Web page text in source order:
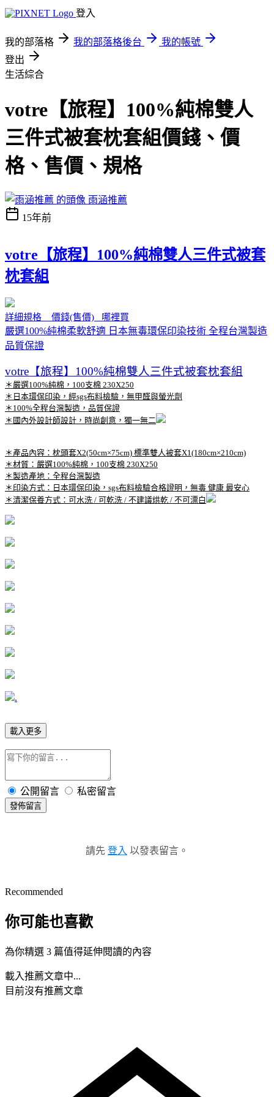
登入
我的部落格 我的部落格後台
我的帳號
登出
生活綜合
votre【旅程】100%純棉雙人
三件式被套枕套組價錢、價
格、售價、規格
雨涵推薦
15年前
votre【旅程】100%純棉雙人三件式被套
枕套組
詳細規格 價錢(售價) 哪裡買
嚴選100%純棉柔軟舒適 日本無毒環保印染技術 全程台灣製造
品質保證
votre【旅程】100%純棉雙人三件式被套枕套組
＊嚴選100%純棉，100支棉 230X250
＊日本環保印染，經sgs布料檢驗，無甲醛與螢光劑
＊100%全程台灣製造，品質保證
＊國內外設計師設計，時尚創意，獨一無二
＊產品內容：枕頭套X2(50cm×75cm) 標準雙人被套X1(180cm×210cm)
＊材質：嚴選100%純棉，100支棉 230X250
＊製造產地：全程台灣製造
＊印染方式：日本環保印染，sgs布料檢驗合格證明，無毒 健康 最安心
＊清潔保養方式：可水洗 / 可乾洗 / 不建議烘乾 / 不可漂白
.
載入更多
公開留言 私密留言
發佈留言
請先 登入 以發表留言。
Recommended
你可能也喜歡
為你精選 3 篇值得延伸閱讀的內容
載入推薦文章中...
目前沒有推薦文章